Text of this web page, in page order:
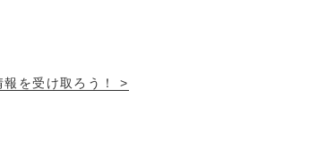
報を受け取ろう！ >